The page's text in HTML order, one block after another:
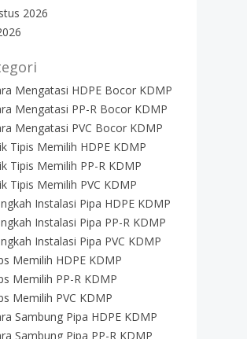
2026
Mengatasi HDPE Bocor KDMP
Mengatasi PP-R Bocor KDMP
Mengatasi PVC Bocor KDMP
Tipis Memilih HDPE KDMP
Tipis Memilih PP-R KDMP
Tipis Memilih PVC KDMP
Instalasi Pipa HDPE KDMP
Instalasi Pipa PP-R KDMP
Instalasi Pipa PVC KDMP
Memilih HDPE KDMP
Memilih PP-R KDMP
Memilih PVC KDMP
Sambung Pipa HDPE KDMP
Sambung Pipa PP-R KDMP